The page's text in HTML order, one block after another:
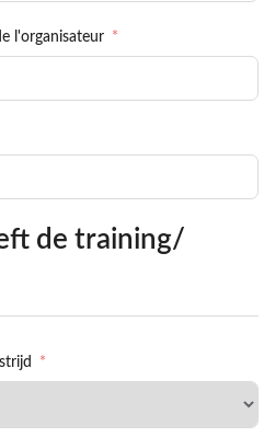
l'organisateur
de training/